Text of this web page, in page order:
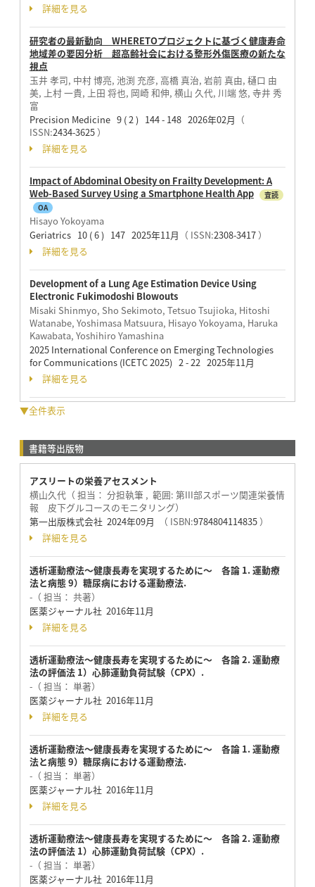
詳細を見る
研究者の最新動向 WHERETOプロジェクトに基づく健康寿命
地域差の要因分析 超高齢社会における整形外傷医療の新たな
視点
玉井 孝司, 中村 博亮, 池渕 充彦, 高橋 真治, 岩前 真由, 樋口 由
美, 上村 一貴, 上田 将也, 岡崎 和伸, 横山 久代, 川端 悠, 寺井 秀
富
Precision Medicine 9 ( 2 ) 144 - 148 2026年02月 （
ISSN:2434-3625）
詳細を見る
Impact of Abdominal Obesity on Frailty Development: A
Web-Based Survey Using a Smartphone Health App
査読
OA
Hisayo Yokoyama
Geriatrics 10 ( 6 ) 147 2025年11月 （ ISSN:2308-3417）
詳細を見る
Development of a Lung Age Estimation Device Using
Electronic Fukimodoshi Blowouts
Misaki Shinmyo, Sho Sekimoto, Tetsuo Tsujioka, Hitoshi
Watanabe, Yoshimasa Matsuura, Hisayo Yokoyama, Haruka
Kawabata, Yoshihiro Yamashina
2025 International Conference on Emerging Technologies
for Communications (ICETC 2025) 2 - 22 2025年11月
詳細を見る
▼全件表示
書籍等出版物
アスリートの栄養アセスメント
横山久代（ 担当： 分担執筆 , 範囲: 第III部スポーツ関連栄養情
報 皮下グルコースのモニタリング）
第一出版株式会社 2024年09月
（ ISBN:9784804114835）
詳細を見る
透析運動療法～健康長寿を実現するために～ 各論 1. 運動療
法と病態 9）糖尿病における運動療法.
-（ 担当： 共著）
医薬ジャーナル社 2016年11月
詳細を見る
透析運動療法～健康長寿を実現するために～ 各論 2. 運動療
法の評価法 1）心肺運動負荷試験（CPX）.
-（ 担当： 単著）
医薬ジャーナル社 2016年11月
詳細を見る
透析運動療法～健康長寿を実現するために～ 各論 1. 運動療
法と病態 9）糖尿病における運動療法.
-（ 担当： 単著）
医薬ジャーナル社 2016年11月
詳細を見る
透析運動療法～健康長寿を実現するために～ 各論 2. 運動療
法の評価法 1）心肺運動負荷試験（CPX）.
-（ 担当： 単著）
医薬ジャーナル社 2016年11月